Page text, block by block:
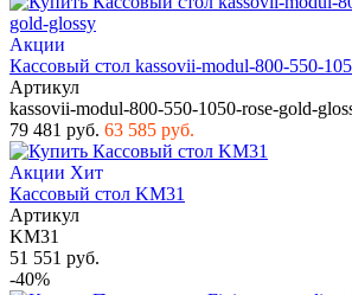
Акции
Кассовый стол kassovii-modul-800-550-
Артикул
kassovii-modul-800-550-1050-rose-gold-
79 481 руб. 63 585 руб.
Акции Хит
Кассовый стол KM31
Артикул
KM31
51 551 руб.
-40%